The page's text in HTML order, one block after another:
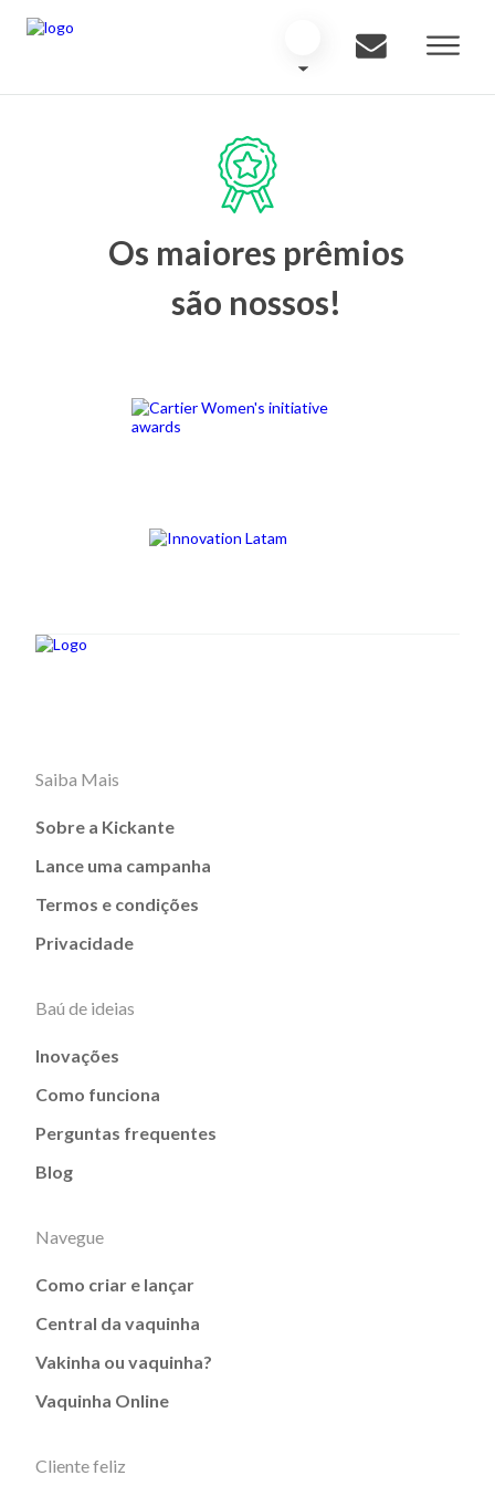
Os maiores prêmios
são nossos!
Saiba Mais
Sobre a Kickante
Lance uma campanha
Termos e condições
Privacidade
Baú de ideias
Inovações
Como funciona
Perguntas frequentes
Blog
Navegue
Como criar e lançar
Central da vaquinha
Vakinha ou vaquinha?
Vaquinha Online
Cliente feliz